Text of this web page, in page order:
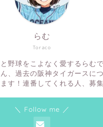
Toraco
らむ
野球をこよなく愛するらむ
、過去の阪神タイガースにつ
す！連番してくれる人、募
＼ Follow me ／